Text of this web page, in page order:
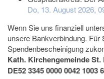
Do, 13. August 2026,
Wenn Sie uns finanziell
unsere Bankverbindung. Für
Spendenbescheinigung
Kath. Kirchengemeinde St.
DE52 3345 0000 0042 1003